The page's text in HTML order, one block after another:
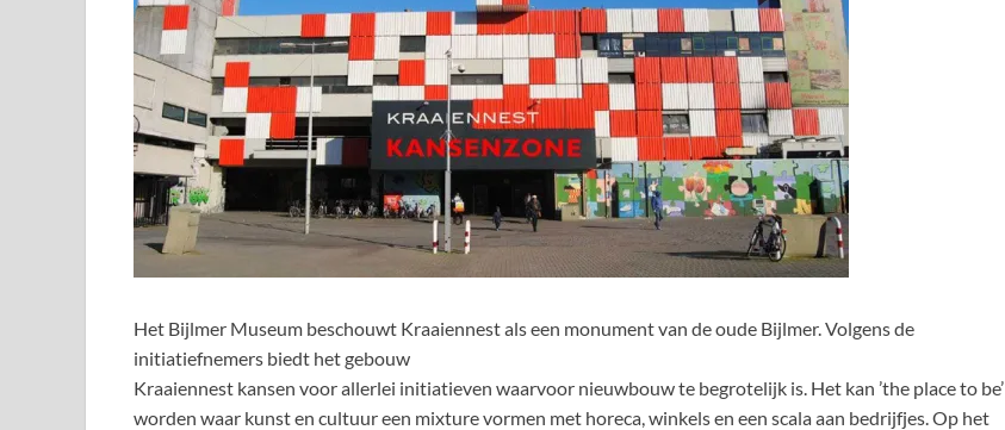
Het Bijlmer Museum beschouwt Kraaiennest als een monument van de oude Bijlmer. Volgens de
initiatiefnemers biedt het gebouw
Kraaiennest kansen voor allerlei initiatieven waarvoor nieuwbouw te begrotelijk is. Het kan ’the place to be’
worden waar kunst en cultuur een mixture vormen met horeca, winkels en een scala aan bedrijfjes. Op het